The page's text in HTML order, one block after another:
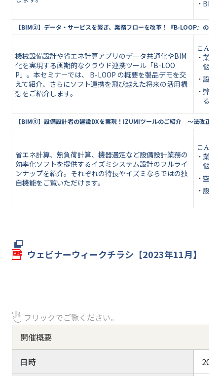
BIM
【BIM②】データ・サービスを繋ぎ、業務フローを改革！『B-LOOP』の
機械設備設計や省エネ計算アプリのデータ共通化やBIM
化を実現する画期的なクラウド連携ツール「B-LOO
P」。本セミナーでは、 B-LOOP の概要を製品デモを交
えて紹介、さらにソフト連携を飛び越えた将来の活用構
想をご紹介します。
こんな
業務
悩み
設備
弊社
る方
【BIM③】設備設計者の建設DXを実現！IZUMIツールのご紹介 ～法改正対
省エネ計算、熱負荷計算、機器選定など設備設計業務の
効率化ソフトを提供するイズミシステム設計のフルライ
ンナップを紹介。それぞれの特長やイズミならではの独
自機能をご覧いただけます。
こんな
業務
悩み
空調
設計
ウェビナーウィークチラシ【2023年11月】
フリックでご覧ください。
開催概要
日時